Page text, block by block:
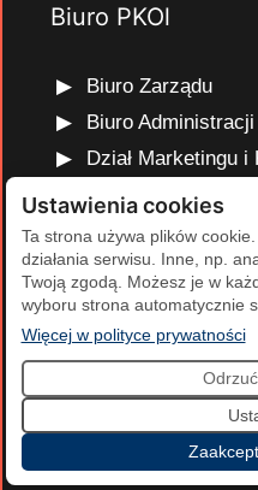
Biuro PKOl
Biuro Zarządu
Biuro Administracji
Dział Marketingu i
Dział Edukacji
Dział Finansów i
Dział Projektów
Dział Programów
2026 Polski Komitet
Ustawienia cookies
Ta strona używa plików
działania serwisu. Inne, np.
Twoją zgodą. Możesz je w
wyboru strona automatycznie
Więcej w polityce prywatności